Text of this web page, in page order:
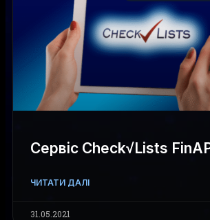
Сервіс Check√Lists
ЧИТАТИ ДАЛІ
31.05.2021